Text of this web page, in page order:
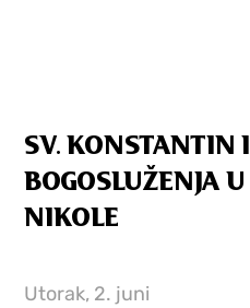
SV. KONSTANTIN
BOGOSLUŽENJA
NIKOLE
Utorak, 2. juni